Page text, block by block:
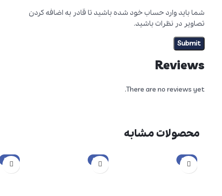
Reviews
There are no reviews yet.
شما باید وارد حساب خود شده باشید تا قادر به اضافه کردن
تصاویر در نظرات باشید.
محصولات مشابه
حراج حراج حراج